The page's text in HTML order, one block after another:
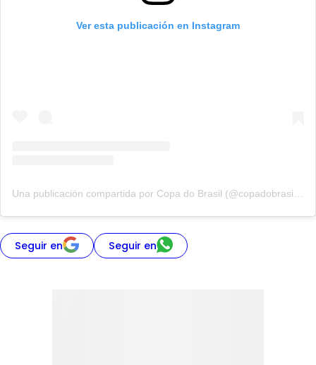
Ver esta publicación en Instagram
Una publicación compartida por Copa do Brasil (@copadobrasilcbf)
Seguir en Seguir en